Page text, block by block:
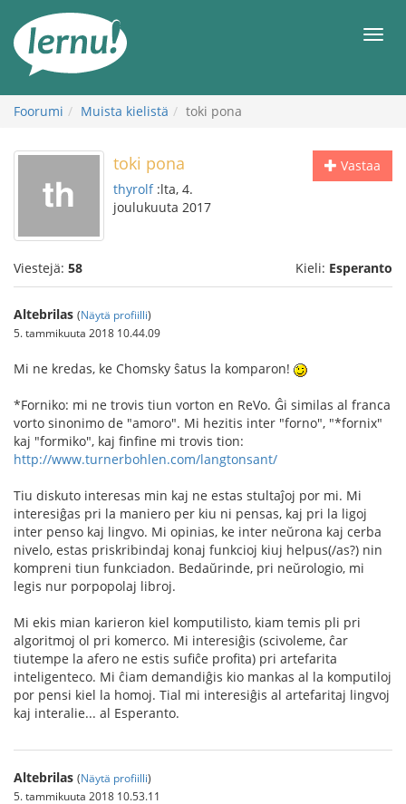
sisältöön
Foorumi Muista kielistä toki pona
Vastaa
toki pona
thyrolf:lta, 4.
joulukuuta 2017
Viestejä: 58 Kieli: Esperanto
Altebrilas (Näytä profiilli)
5. tammikuuta 2018 10.44.09
Mi ne kredas, ke Chomsky ŝatus la komparon!
*Forniko: mi ne trovis tiun vorton en ReVo. Ĝi similas al franca
vorto sinonimo de "amoro". Mi hezitis inter "forno", "*fornix"
kaj "formiko", kaj finfine mi trovis tion:
http://www.turnerbohlen.com/langtonsant/
Tiu diskuto interesas min kaj ne estas stultaĵoj por mi. Mi
interesiĝas pri la maniero per kiu ni pensas, kaj pri la ligoj
inter penso kaj lingvo. Mi opinias, ke inter neŭrona kaj cerba
nivelo, estas priskribindaj konaj funkcioj kiuj helpus(/as?) nin
kompreni tiun funkciadon. Bedaŭrinde, pri neŭrologio, mi
legis nur porpopolaj libroj.
Mi ekis mian karieron kiel komputilisto, kiam temis pli pri
algoritmoj ol pri komerco. Mi interesiĝis (scivoleme, ĉar
tiutempe la afero ne estis sufiĉe profita) pri artefarita
inteligenteco. Mi ĉiam demandiĝis kio mankas al la komputiloj
por pensi kiel la homoj. Tial mi interesiĝis al artefaritaj lingvoj
kaj interalie... al Esperanto.
Altebrilas (Näytä profiilli)
5. tammikuuta 2018 10.53.11